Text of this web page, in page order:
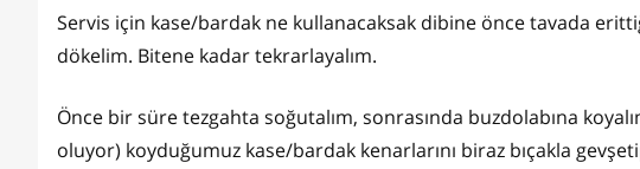
Servis için kase/bardak ne kullanacaksak dibine önce tavada
dökelim. Bitene kadar tekrarlayalım.
Önce bir süre tezgahta soğutalım, sonrasında buzdolabına
oluyor) koyduğumuz kase/bardak kenarlarını biraz bıçakla